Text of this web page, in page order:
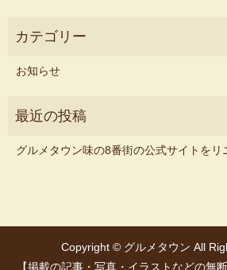
お知らせ
グルメタウン味の8番街の公式サイトをリ
Copyright © グルメタウン All
【掲載の記事・写真・イラストなどの無